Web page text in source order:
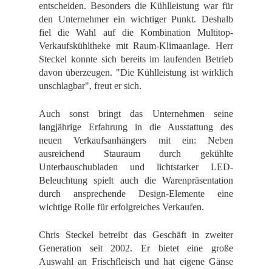
entscheiden. Besonders die Kühlleistung war für
den Unternehmer ein wichtiger Punkt. Deshalb
fiel die Wahl auf die Kombination Multitop-
Verkaufskühltheke mit Raum-Klimaanlage. Herr
Steckel konnte sich bereits im laufenden Betrieb
davon überzeugen. "Die Kühlleistung ist wirklich
unschlagbar", freut er sich.
Auch sonst bringt das Unternehmen seine
langjährige Erfahrung in die Ausstattung des
neuen Verkaufsanhängers mit ein: Neben
ausreichend Stauraum durch gekühlte
Unterbauschubladen und lichtstarker LED-
Beleuchtung spielt auch die Warenpräsentation
durch ansprechende Design-Elemente eine
wichtige Rolle für erfolgreiches Verkaufen.
Chris Steckel betreibt das Geschäft in zweiter
Generation seit 2002. Er bietet eine große
Auswahl an Frischfleisch und hat eigene Gänse